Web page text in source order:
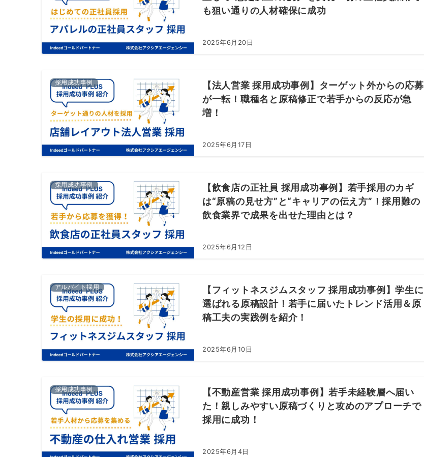
も狙い通りの人材確保に成功
2025年6月20日
採用成功事例
【法人営業 採用成功事例】ターゲット外からの応募
が一転！職種名と原稿修正で若手からの反応が急
増！
2025年6月17日
採用成功事例
【飲食店の正社員 採用成功事例】若手採用のカギ
は“原稿の見せ方”と“キャリアの伝え方”！採用難の
飲食業界で成果を出せた理由とは？
2025年6月12日
アルバイト採用
【フィットネスジムスタッフ 採用成功事例】学生に
選ばれる原稿設計！若手に届いたトレンド活用＆原
稿工夫の実践例を紹介！
2025年6月10日
採用成功事例
【不動産営業 採用成功事例】若手未経験層へ届い
た！親しみやすい原稿づくりと攻めのアプローチで
採用に成功！
2025年6月4日